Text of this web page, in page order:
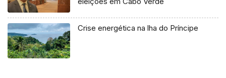
Crise energética na lha do Príncipe